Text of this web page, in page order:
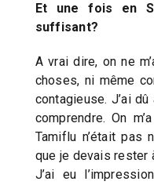
Et une fois en
suffisant?
A vrai dire, on ne
choses, ni même
contagieuse. J’ai
comprendre. On
Tamiflu n’était pas
que je devais rester
J’ai eu